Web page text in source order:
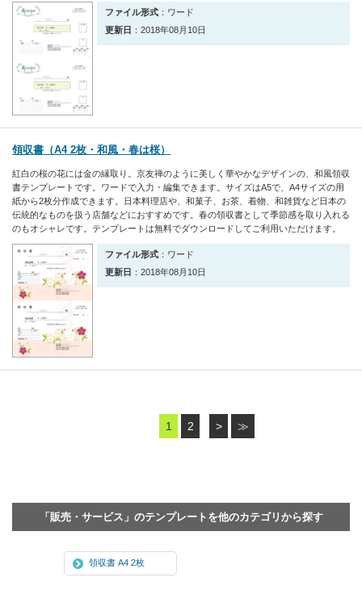
ファイル形式 ：ワード
更新日 ：2018年08月10日
領収書（A4 2枚・和風・春は桜）
紅白の桜の花には金の縁取り。京友禅のように美しく華やかなデザインの、和風領収
書テンプレートです。ワードで入力・編集できます。サイズはA5で、A4サイズの用
紙から2枚分作成できます。日本料理店や、和菓子、お茶、着物、和雑貨など日本の
伝統的なものを扱う店舗などにおすすめです。春の領収書として季節感を取り入れる
のもオシャレです。テンプレートは無料でダウンロードしてご利用いただけます。
ファイル形式 ：ワード
更新日 ：2018年08月10日
1 2 > ≫
「販売・サービス」のテンプレートを他のカテゴリから探す
領収書 A4 2枚